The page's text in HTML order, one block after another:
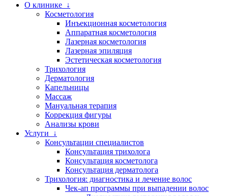
О клинике ↓
Косметология
Инъекционная косметология
Аппаратная косметология
Лазерная косметология
Лазерная эпиляция
Эстетическая косметология
Трихология
Дерматология
Капельницы
Массаж
Мануальная терапия
Коррекция фигуры
Анализы крови
Услуги ↓
Консультации специалистов
Консультация трихолога
Консультация косметолога
Консультация дерматолога
Трихология: диагностика и лечение волос
Чек-ап программы при выпадении волос